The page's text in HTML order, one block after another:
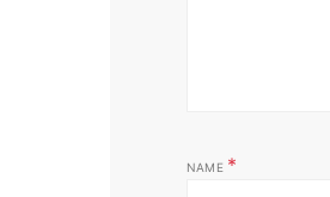
NAME *